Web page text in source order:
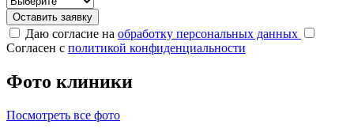
Оставить заявку
Даю согласие на обработку персональных данных
Согласен с политикой конфиденциальности
Фото клиники
Посмотреть все фото